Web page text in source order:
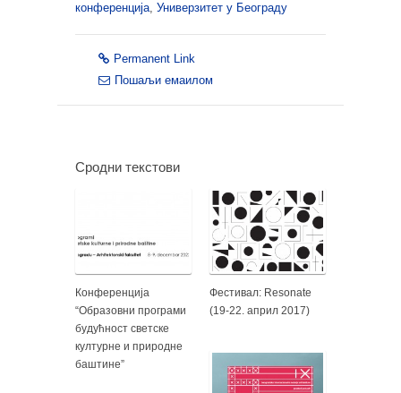
конференција, Универзитет у Београду
Permanent Link
Пошаљи емаилом
Сродни текстови
Конференција
“Образовни програми
будућност светске
културне и природне
баштине”
Фестивал: Resonate
(19-22. април 2017)